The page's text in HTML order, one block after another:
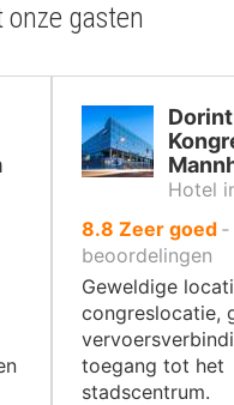
gasten
Dorint
Hotel
8.8 uit
10
,
Zeer goed ‐
beoordelingen
Geweldige
congreslocatie,
toegang tot het
stadscentrum.